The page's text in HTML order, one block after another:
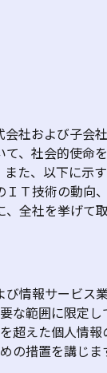
社および子会
、社会的使命
た、以下に示
Ｔ技術の動向
全社を挙げて
情報サービス
な範囲に限定し
超えた個人情
の措置を講じま